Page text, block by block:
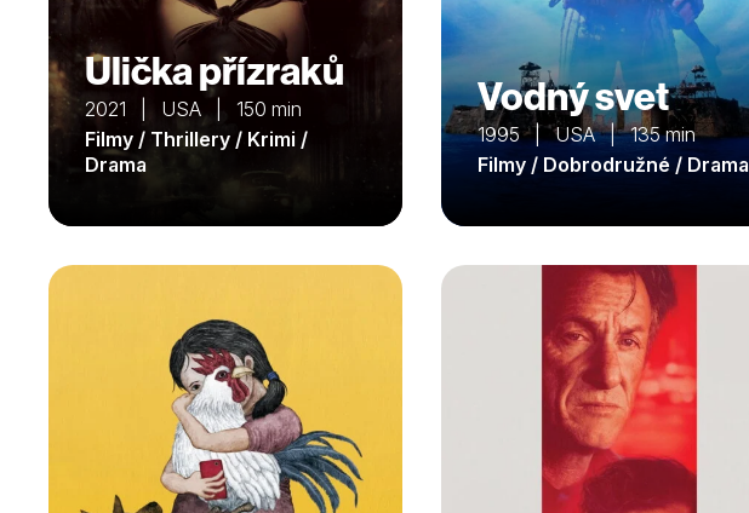
Ulička přízraků
2021 | USA | 150 min
Filmy / Thrillery / Krimi /
Drama
Vodný svet
1995 | USA | 135 min
Filmy / Dobrodružné / Drama